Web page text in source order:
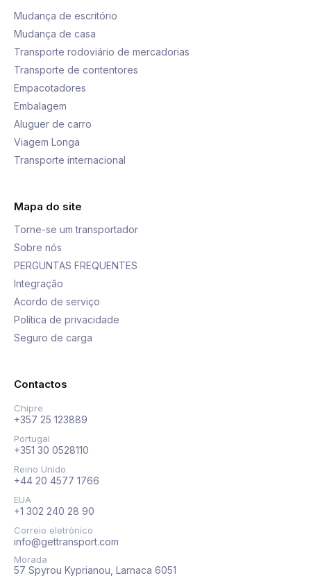
Mudança de escritório
Mudança de casa
Transporte rodoviário de mercadorias
Transporte de contentores
Empacotadores
Embalagem
Aluguer de carro
Viagem Longa
Transporte internacional
Mapa do site
Torne-se um transportador
Sobre nós
PERGUNTAS FREQUENTES
Integração
Acordo de serviço
Política de privacidade
Seguro de carga
Contactos
Chipre
+357 25 123889
Portugal
+351 30 0528110
Reino Unido
+44 20 4577 1766
EUA
+1 302 240 28 90
Correio eletrónico
info@gettransport.com
Morada
57 Spyrou Kyprianou, Larnaca 6051